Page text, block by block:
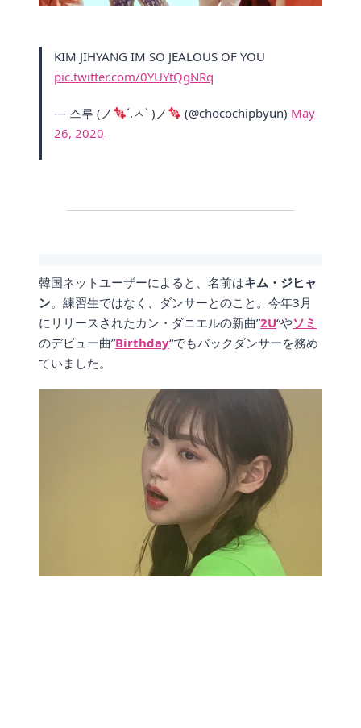
KIM JIHYANG IM SO JEALOUS OF YOU
pic.twitter.com/0YUYtQgNRq
— 스루 (ノ ´.ㅅ` )ノ (@chocochipbyun) May
26, 2020
韓国ネットユーザーによると、名前はキム・ジヒャ
ン。練習生ではなく、ダンサーとのこと。今年3月
にリリースされたカン・ダニエルの新曲”2U“やソミ
のデビュー曲”Birthday“でもバックダンサーを務め
ていました。